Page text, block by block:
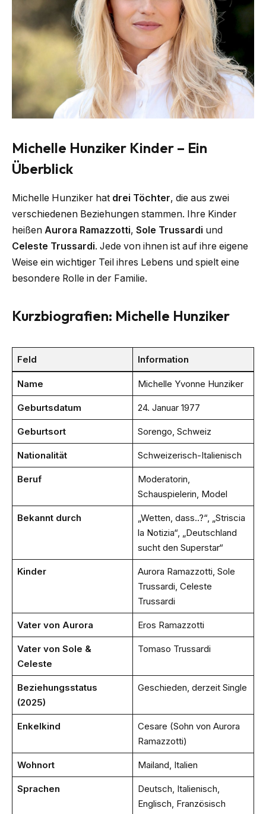
Michelle Hunziker Kinder – Ein
Überblick
Michelle Hunziker hat drei Töchter, die aus zwei
verschiedenen Beziehungen stammen. Ihre Kinder
heißen Aurora Ramazzotti, Sole Trussardi und
Celeste Trussardi. Jede von ihnen ist auf ihre eigene
Weise ein wichtiger Teil ihres Lebens und spielt eine
besondere Rolle in der Familie.
Kurzbiografien: Michelle Hunziker
Feld Information
Name Michelle Yvonne Hunziker
Geburtsdatum 24. Januar 1977
Geburtsort Sorengo, Schweiz
Nationalität Schweizerisch-Italienisch
Beruf
Moderatorin,
Schauspielerin, Model
Bekannt durch
„Wetten, dass..?“, „Striscia
la Notizia“, „Deutschland
sucht den Superstar“
Kinder
Aurora Ramazzotti, Sole
Trussardi, Celeste
Trussardi
Vater von Aurora Eros Ramazzotti
Vater von Sole &
Celeste
Tomaso Trussardi
Beziehungsstatus
(2025)
Geschieden, derzeit Single
Enkelkind
Cesare (Sohn von Aurora
Ramazzotti)
Wohnort Mailand, Italien
Sprachen
Deutsch, Italienisch,
Englisch, Französisch